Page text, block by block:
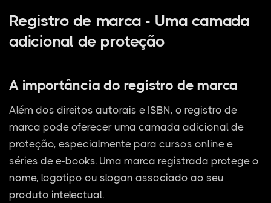
Registro de marca - Uma camada
adicional de proteção
A importância do registro de marca
Além dos direitos autorais e ISBN, o registro de
marca pode oferecer uma camada adicional de
proteção, especialmente para cursos online e
séries de e-books. Uma marca registrada protege o
nome, logotipo ou slogan associado ao seu
produto intelectual.